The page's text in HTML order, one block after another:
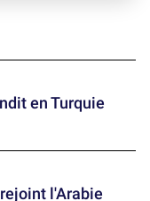
en Turquie
l'Arabie